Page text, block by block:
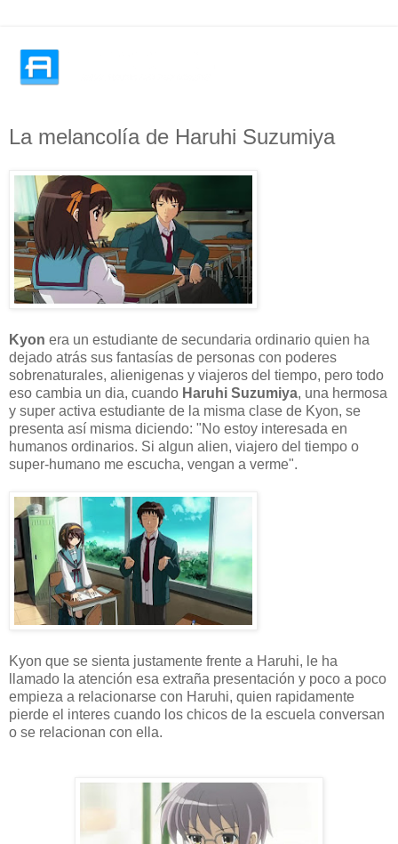
La melancolía de Haruhi Suzumiya
Kyon era un estudiante de secundaria ordinario quien ha
dejado atrás sus fantasías de personas con poderes
sobrenaturales, alienigenas y viajeros del tiempo, pero todo
eso cambia un dia, cuando Haruhi Suzumiya, una hermosa
y super activa estudiante de la misma clase de Kyon, se
presenta así misma diciendo: "No estoy interesada en
humanos ordinarios. Si algun alien, viajero del tiempo o
super-humano me escucha, vengan a verme".
Kyon que se sienta justamente frente a Haruhi, le ha
llamado la atención esa extraña presentación y poco a poco
empieza a relacionarse con Haruhi, quien rapidamente
pierde el interes cuando los chicos de la escuela conversan
o se relacionan con ella.